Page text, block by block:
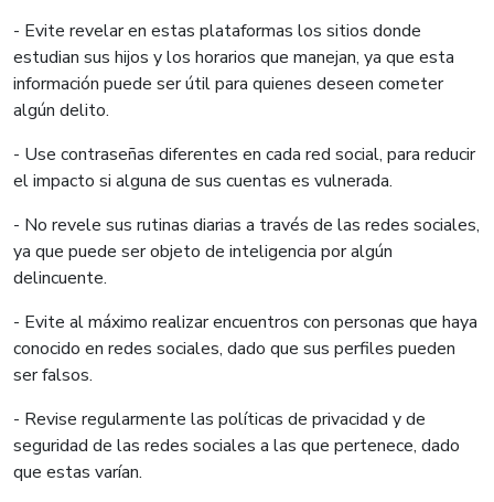
- Evite revelar en estas plataformas los sitios donde
estudian sus hijos y los horarios que manejan, ya que esta
información puede ser útil para quienes deseen cometer
algún delito.
- Use contraseñas diferentes en cada red social, para reducir
el impacto si alguna de sus cuentas es vulnerada.
- No revele sus rutinas diarias a través de las redes sociales,
ya que puede ser objeto de inteligencia por algún
delincuente.
- Evite al máximo realizar encuentros con personas que haya
conocido en redes sociales, dado que sus perfiles pueden
ser falsos.
- Revise regularmente las políticas de privacidad y de
seguridad de las redes sociales a las que pertenece, dado
que estas varían.